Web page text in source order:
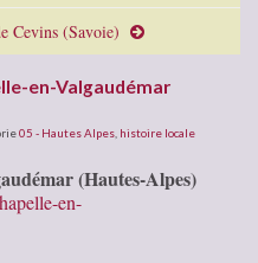
Cevins (Savoie)
en-Valgaudémar
05 - Hautes Alpes histoire locale
(Hautes-Alpes)
en-